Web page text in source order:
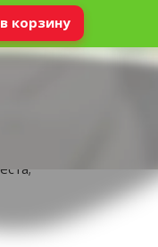
корзину
путешествий и